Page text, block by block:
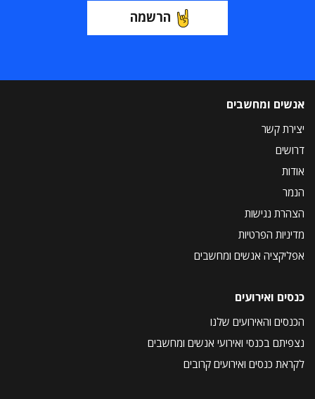
הרשמה
אנשים ומחשבים
יצירת קשר
דרושים
אודות
הנמר
הצהרת נגישות
מדיניות הפרטיות
אפליקציה אנשים ומחשבים
כנסים ואירועים
הכנסים והאירועים שלנו
נצפיתם בכנסי ואירועי אנשים ומחשבים
לקראת כנסים ואירועים קרובים